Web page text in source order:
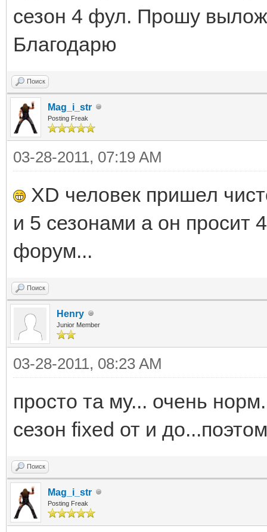
сезон 4 фул. Прошу
Благодарю
Поиск
Mag_i_str
Posting Freak
03-28-2011, 07:19 AM
XD человек пришел
и 5 сезонами а он просит
форум...
Поиск
Henry
Junior Member
03-28-2011, 08:23 AM
просто та му... очень
сезон fixed от и
Поиск
Mag_i_str
Posting Freak